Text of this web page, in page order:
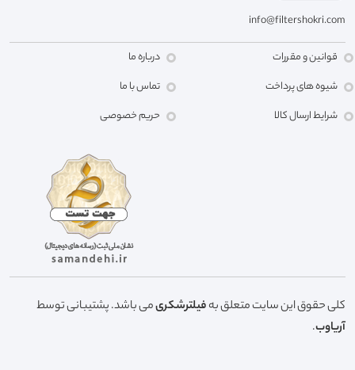
info@filtershokri.com
قوانین و مقررات
شیوه های پرداخت
شرایط ارسال کالا
درباره ما
تماس با ما
حریم خصوصی
کلی حقوق این سایت متعلق بهفیلترشکریمی باشد. پشتیبانی توسط
آریاوب.